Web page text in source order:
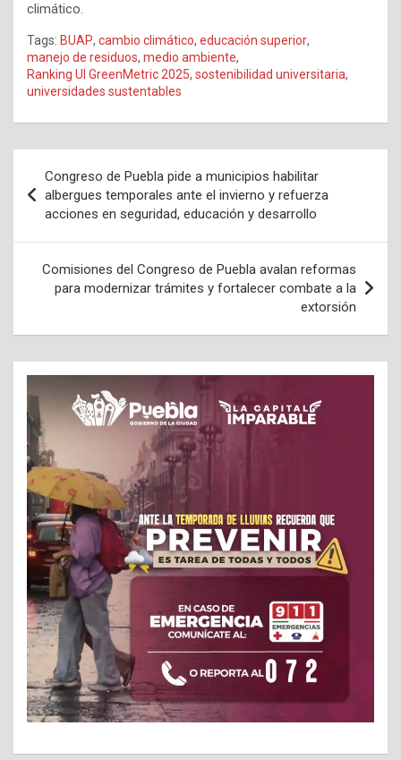
climático.
Tags: BUAP, cambio climático, educación superior,
manejo de residuos, medio ambiente,
Ranking UI GreenMetric 2025, sostenibilidad universitaria,
universidades sustentables
de
entradas
Congreso de Puebla pide a municipios habilitar
albergues temporales ante el invierno y refuerza
acciones en seguridad, educación y desarrollo
Comisiones del Congreso de Puebla avalan reformas
para modernizar trámites y fortalecer combate a la
extorsión